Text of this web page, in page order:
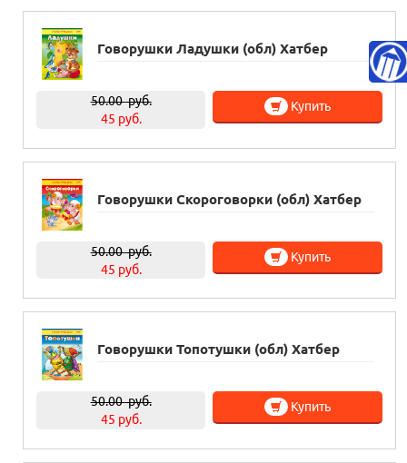
Говорушки Ладушки (обл) Хатбер
50.00руб.
45 руб.
Купить
Говорушки Скороговорки (обл) Хатбер
50.00руб.
45 руб.
Купить
Говорушки Топотушки (обл) Хатбер
50.00руб.
45 руб.
Купить